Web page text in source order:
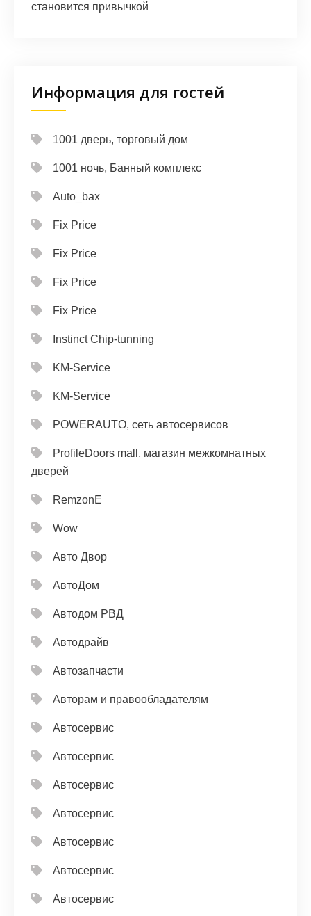
становится привычкой
Информация для гостей
1001 дверь, торговый дом
1001 ночь, Банный комплекс
Auto_bax
Fix Price
Fix Price
Fix Price
Fix Price
Instinct Chip-tunning
KM-Service
KM-Service
POWERAUTO, сеть автосервисов
ProfileDoors mall, магазин межкомнатных
дверей
RemzonE
Wow
Авто Двор
АвтоДом
Автодом РВД
Автодрайв
Автозапчасти
Авторам и правообладателям
Автосервис
Автосервис
Автосервис
Автосервис
Автосервис
Автосервис
Автосервис